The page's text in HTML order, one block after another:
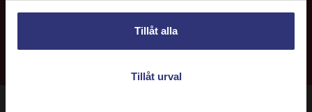
Tillåt alla
Tillåt urval
Flerrecept